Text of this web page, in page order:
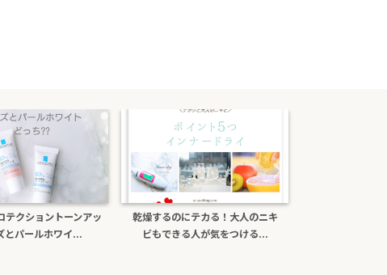
テクショントーンアッ
とパールホワイ...
乾燥するのにテカる！大人のニキ
ビもできる人が気をつける...